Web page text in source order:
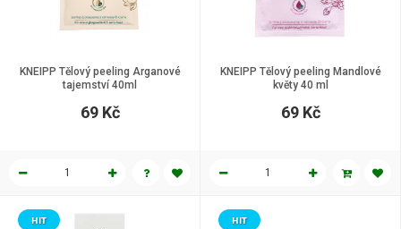
KNEIPP Tělový peeling Arganové
tajemství 40ml
69 Kč
KNEIPP Tělový peeling Mandlové
květy 40 ml
69 Kč
HIT HIT